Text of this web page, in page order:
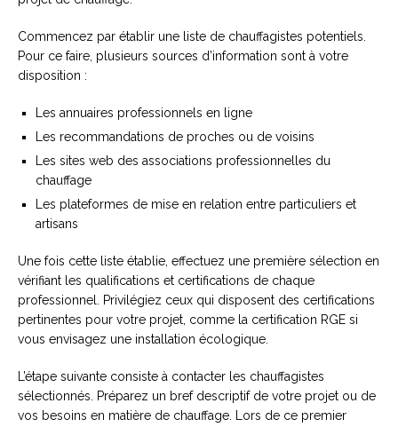
Commencez par établir une liste de chauffagistes potentiels.
Pour ce faire, plusieurs sources d’information sont à votre
disposition :
Les annuaires professionnels en ligne
Les recommandations de proches ou de voisins
Les sites web des associations professionnelles du
chauffage
Les plateformes de mise en relation entre particuliers et
artisans
Une fois cette liste établie, effectuez une première sélection en
vérifiant les qualifications et certifications de chaque
professionnel. Privilégiez ceux qui disposent des certifications
pertinentes pour votre projet, comme la certification RGE si
vous envisagez une installation écologique.
L’étape suivante consiste à contacter les chauffagistes
sélectionnés. Préparez un bref descriptif de votre projet ou de
vos besoins en matière de chauffage. Lors de ce premier